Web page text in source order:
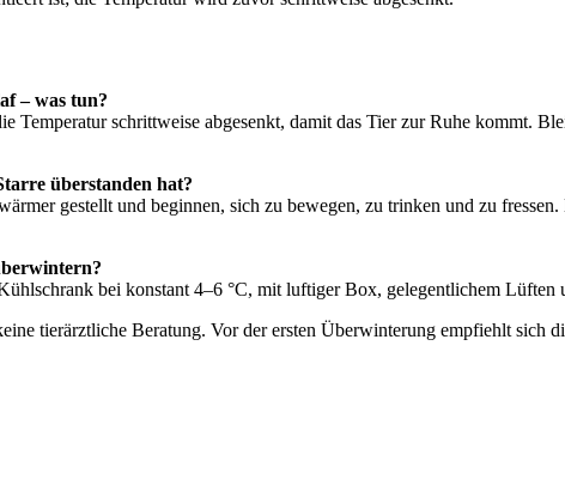
– was tun?
Temperatur schrittweise abgesenkt, damit das Tier zur Ruhe kommt.
überstanden hat?
gestellt und beginnen, sich zu bewegen, zu trinken und zu
bei konstant 4–6 °C, mit luftiger Box, gelegentlichem
tierärztliche Beratung. Vor der ersten Überwinterung empfiehlt sich